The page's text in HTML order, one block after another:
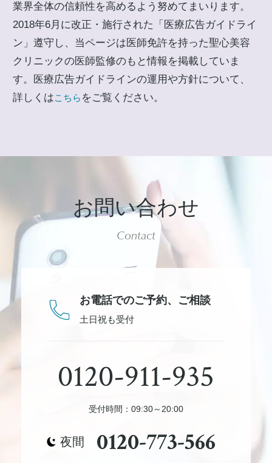
業界全体の信頼性を高めるよう努めてまいります。
2018年6月に改正・施行された「医療広告ガイドライ
ン」遵守し、当ページは医師免許を持った聖心美容
クリニックの医師監修のもと情報を掲載していま
す。医療広告ガイドラインの運用や方針について、
詳しくはこちら をご覧ください。
お問い合わせ
Contact
お電話でのご予約、 ご相談
土日祝も受付
0120-911-935
受付時間：09:30～20:00
夜間 0120-773-566